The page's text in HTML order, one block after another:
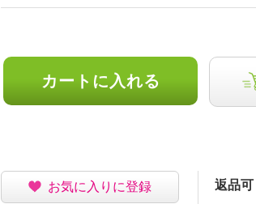
カートに入れる
お気に入りに登録 返品可